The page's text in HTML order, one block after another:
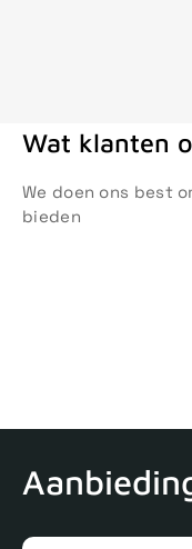
Wat klanten
We doen ons best
bieden